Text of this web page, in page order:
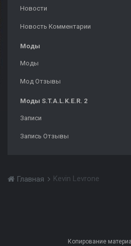
Новости
Новость Комментарии
Моды
Моды
Мод Отзывы
Моды S.T.A.L.K.E.R. 2
Записи
Запись Отзывы
Главная Kevin Levrone
Копирование